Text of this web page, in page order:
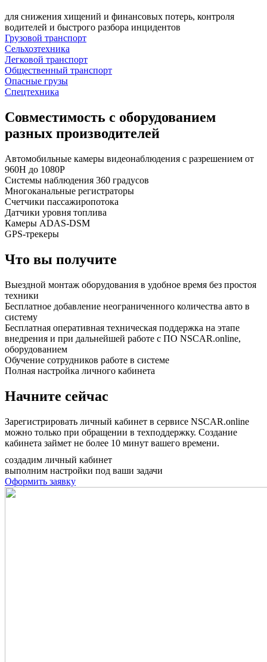
для снижения хищений и финансовых потерь, контроля
водителей и быстрого разбора инцидентов
Грузовой транспорт
Сельхозтехника
Легковой транспорт
Общественный транспорт
Опасные грузы
Спецтехника
Совместимость с оборудованием
разных производителей
Автомобильные камеры видеонаблюдения с разрешением от
960Н до 1080Р
Системы наблюдения 360 градусов
Многоканальные регистраторы
Счетчики пассажиропотока
Датчики уровня топлива
Камеры ADAS-DSM
GPS-трекеры
Что вы получите
Выездной монтаж оборудования в удобное время без простоя
техники
Бесплатное добавление неограниченного количества авто в
систему
Бесплатная оперативная техническая поддержка на этапе
внедрения и при дальнейшей работе с ПО NSCAR.online,
оборудованием
Обучение сотрудников работе в системе
Полная настройка личного кабинета
Начните сейчас
Зарегистрировать личный кабинет в сервисе NSCAR.online
можно только при обращении в техподдержку. Создание
кабинета займет не более 10 минут вашего времени.
создадим личный кабинет
выполним настройки под ваши задачи
Оформить заявку